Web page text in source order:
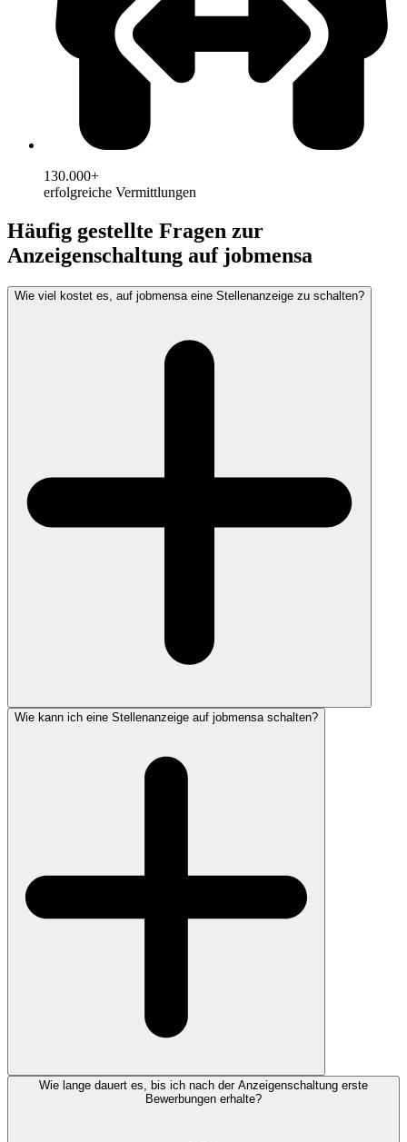
130.000+
erfolgreiche Vermittlungen
Häufig gestellte Fragen zur
Anzeigenschaltung auf jobmensa
Wie viel kostet es, auf jobmensa eine Stellenanzeige zu schalten?
Wie kann ich eine Stellenanzeige auf jobmensa schalten?
Wie lange dauert es, bis ich nach der Anzeigenschaltung erste
Bewerbungen erhalte?